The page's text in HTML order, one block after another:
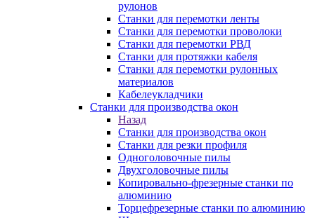
рулонов
Станки для перемотки ленты
Станки для перемотки проволоки
Станки для перемотки РВД
Станки для протяжки кабеля
Станки для перемотки рулонных
материалов
Кабелеукладчики
Станки для производства окон
Назад
Станки для производства окон
Станки для резки профиля
Одноголовочные пилы
Двухголовочные пилы
Копировально-фрезерные станки по
алюминию
Торцефрезерные станки по алюминию